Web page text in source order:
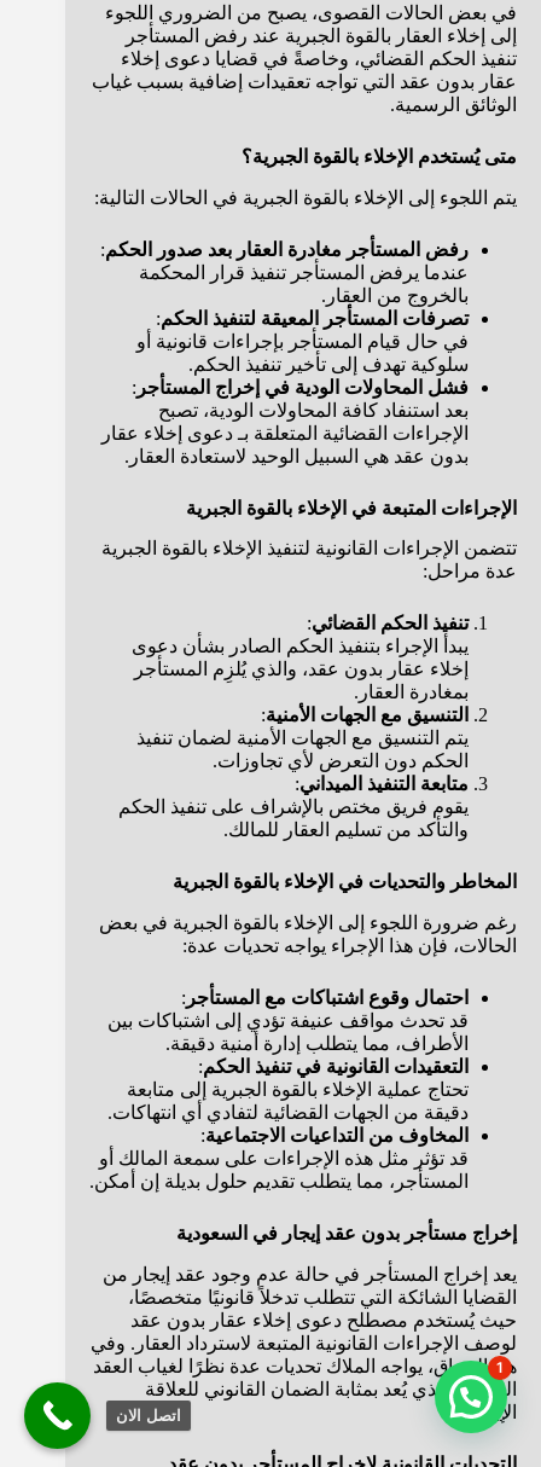
في بعض الحالات القصوى، يصبح من الضروري اللجوء
إلى إخلاء العقار بالقوة الجبرية عند رفض المستأجر
تنفيذ الحكم القضائي، وخاصةً في قضايا دعوى إخلاء
عقار بدون عقد التي تواجه تعقيدات إضافية بسبب غياب
الوثائق الرسمية.
متى يُستخدم الإخلاء بالقوة الجبرية؟
يتم اللجوء إلى الإخلاء بالقوة الجبرية في الحالات التالية:
رفض المستأجر مغادرة العقار بعد صدور الحكم:
عندما يرفض المستأجر تنفيذ قرار المحكمة
بالخروج من العقار.
تصرفات المستأجر المعيقة لتنفيذ الحكم:
في حال قيام المستأجر بإجراءات قانونية أو
سلوكية تهدف إلى تأخير تنفيذ الحكم.
فشل المحاولات الودية في إخراج المستأجر :
بعد استنفاد كافة المحاولات الودية، تصبح
الإجراءات القضائية المتعلقة بـ دعوى إخلاء عقار
بدون عقد هي السبيل الوحيد لاستعادة العقار.
الإجراءات المتبعة في الإخلاء بالقوة الجبرية
تتضمن الإجراءات القانونية لتنفيذ الإخلاء بالقوة الجبرية
عدة مراحل:
تنفيذ الحكم القضائي:
يبدأ الإجراء بتنفيذ الحكم الصادر بشأن دعوى
إخلاء عقار بدون عقد، والذي يُلزِم المستأجر
بمغادرة العقار.
التنسيق مع الجهات الأمنية:
يتم التنسيق مع الجهات الأمنية لضمان تنفيذ
الحكم دون التعرض لأي تجاوزات.
متابعة التنفيذ الميداني:
يقوم فريق مختص بالإشراف على تنفيذ الحكم
والتأكد من تسليم العقار للمالك.
المخاطر والتحديات في الإخلاء بالقوة الجبرية
رغم ضرورة اللجوء إلى الإخلاء بالقوة الجبرية في بعض
الحالات، فإن هذا الإجراء يواجه تحديات عدة:
احتمال وقوع اشتباكات مع المستأجر :
قد تحدث مواقف عنيفة تؤدي إلى اشتباكات بين
الأطراف، مما يتطلب إدارة أمنية دقيقة.
التعقيدات القانونية في تنفيذ الحكم:
تحتاج عملية الإخلاء بالقوة الجبرية إلى متابعة
دقيقة من الجهات القضائية لتفادي أي انتهاكات.
المخاوف من التداعيات الاجتماعية:
قد تؤثر مثل هذه الإجراءات على سمعة المالك أو
المستأجر، مما يتطلب تقديم حلول بديلة إن أمكن.
إخراج مستأجر بدون عقد إيجار في السعودية
يعد إخراج المستأجر في حالة عدم وجود عقد إيجار من
القضايا الشائكة التي تتطلب تدخلاً قانونيًا متخصصًا،
حيث يُستخدم مصطلح دعوى إخلاء عقار بدون عقد
لوصف الإجراءات القانونية المتبعة لاسترداد العقار. وفي
هذا السياق، يواجه الملاك تحديات عدة نظرًا لغياب العقد
الرسمي الذي يُعد بمثابة الضمان القانوني للعلاقة
الإيجارية.
1
اتصل الان